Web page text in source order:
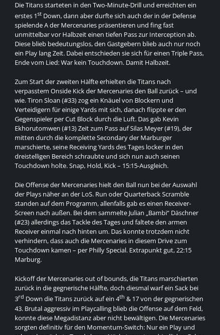
Die Titans starteten in den Two-Minute-Drill und erreichten ein
erstes 1st Down, dann aber durfte sich auch der in der Defense
spielende A der Mercenaries präsentieren und fing fast
unmittelbar vor Halbzeit einen tiefen Pass zur Interception ab.
Diese blieb bedeutungslos, den Gastgebern blieb auch nur noch
ein Play lang Zeit. Dabei entschieden sie sich für einen Triple Pass,
Ende vom Lied: War kein Touchdown. Damit Halbzeit.
Zum Start der zweiten Hälfte erhielten die Titans nach
verpasstem Onside Kick der Mercenaries den Ball zurück – und
wie. Tiron Sloan (#33) zog ein Knäuel von Blockern und
Verteidigern für einige Yards mit sich, danach flippte er den
Gegenspieler per Cut Block durch die Luft. Das gab Kevin
Ekhorutomwen (#13) Zeit zum Pass auf Silas Meyer (#19), der
mitten durch die komplette Secondary der Marburger
marschierte, seine Receiving Yards des Tages locker in den
dreistelligen Bereich schraubte und sich nun auch seinen
Touchdown holte. Snap, Hold, Kick – 15:15-Ausgleich.
Die Offense der Mercenaries hielt den Ball nun bei der Auswahl
der Plays näher an der LoS. Run oder Quarterback Scramble
standen auf dem Programm, allenfalls gab es einen Receiver-
Screen nach außen. Bei dem sammelte Julian „Bambi“ Däschner
(#23) allerdings das Tackle des Tages und faltete den armen
Receiver einmal nach hinten um. Das konnte trotzdem nicht
verhindern, dass auch die Mercenaries in diesem Drive zum
Touchdown kamen – per Philly Special. Extrapunkt gut, 22:15
Marburg.
Kickoff der Mercenaries out of bounds, die Titans marschierten
zurück in die gegnerische Hälfte, doch diesmal warf ein Sack bei
3rd Down die Titans zurück auf ein 4th & 17 von der gegnerischen
43. Brutal aggressiv im Playcalling blieb die Offense auf dem Feld,
konnte diese Megadistanz aber nicht bewältigen. Die Mercenaries
sorgten definitiv für den Momentum-Switch: Nur ein Play und